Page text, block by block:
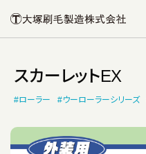
スカーレットEX
#ローラー #ウーローラーシリーズ